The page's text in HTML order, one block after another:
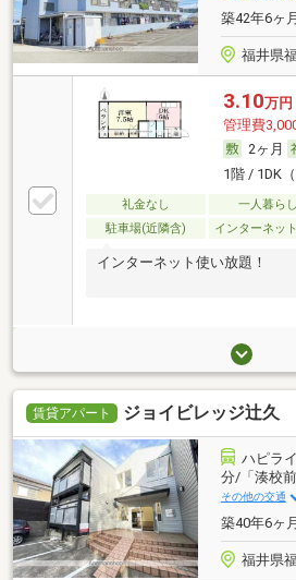
築42年6ヶ
福井県
3.10万円
管理費
2ヶ月
1階 / 1DK
礼金なし 一人暮らし
駐車場(近隣含)
インターネッ
インターネット使い放題！
賃貸アパート ジョイビレッジ辻久
ハピラ
分/「湊校
その他の交通
築40年6ヶ
福井県